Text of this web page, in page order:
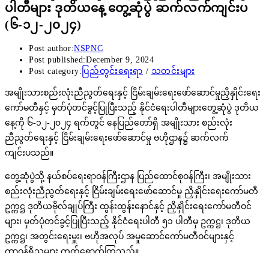
ပါတီများ ဒုတိယနေ့ တွေ့ဆုံပွဲ ဆက်လက်ကျင်းပ
(၆-၁၂-၂၀၂၄)
Post author:NSPNC
Post published:December 9, 2024
Post category: ပြည်တွင်းရေးရာ / သတင်းများ
အမျိုးသားစည်းလုံးညီညွတ်ရေးနှင့် ငြိမ်းချမ်းရေးဖော်ဆောင်မှုညှိနှိုင်းရေး
ကော်မတီနှင့် မှတ်ပုံတင်ခွင့်ပြုပြီးသည့် နိုင်ငံရေးပါတီများတွေ့ဆုံပွဲ ဒုတိယ
နေ့ကို ၆-၁၂-၂၀၂၄ ရက်တွင် နေပြည်တော်ရှိ အမျိုးသား စည်းလုံး
ညီညွတ်ရေးနှင့် ငြိမ်းချမ်းရေးဖော်ဆောင်မှု ဗဟိုဌာန၌ ဆက်လက်
ကျင်းပသည်။
တွေ့ဆုံပွဲသို့ နယ်စပ်ရေးရာဝန်ကြီးဌာန ပြည်ထောင်စုဝန်ကြီး၊ အမျိုးသား
စည်းလုံးညီညွတ်ရေးနှင့် ငြိမ်းချမ်းရေးဖော်ဆောင်မှု ညှိနှိုင်းရေးကော်မတီ
ဥက္ကဋ္ဌ ဒုတိယဗိုလ်ချုပ်ကြီး ထွန်းထွန်းနောင်နှင့် ညှိနှိုင်းရေးကော်မတီဝင်
များ၊ မှတ်ပုံတင်ခွင့်ပြုပြီးသည့် နိုင်ငံရေးပါတီ ၅၁ ပါတီမှ ဥက္ကဋ္ဌ၊ ဒုတိယ
ဥက္ကဋ္ဌ၊ အတွင်းရေးမှူး၊ ဗဟိုအလုပ် အမှုဆောင်ကော်မတီဝင်များနှင့်